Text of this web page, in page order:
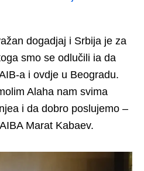
dogadjaj i Srbija je za
smo se odlučili ia da
a i ovdje u Beogradu.
Alaha nam svima
i da dobro poslujemo –
Marat Kabaev.